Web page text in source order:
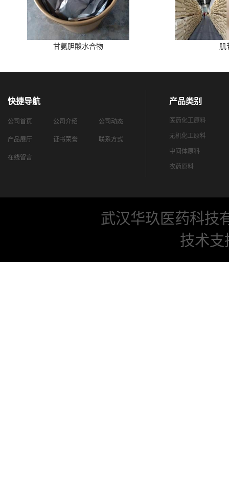
甘氨胆酸水合物 肌
快捷导航
公司首页 公司介绍 公司动态
产品展厅 证书荣誉 联系方式
在线留言
产品类别
医药化工原料
无机化工原料
中间体原料
农药原料
武汉华玖医药科技
技术